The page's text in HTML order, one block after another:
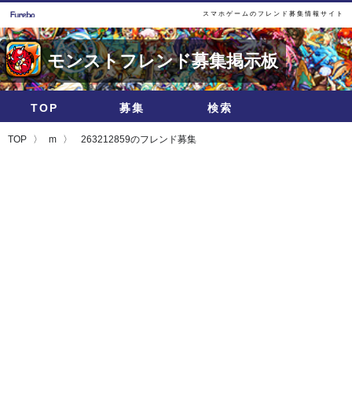
スマホゲームのフレンド募集情報サイト
モンストフレンド募集掲示板
TOP 募集 検索
TOP m 263212859のフレンド募集